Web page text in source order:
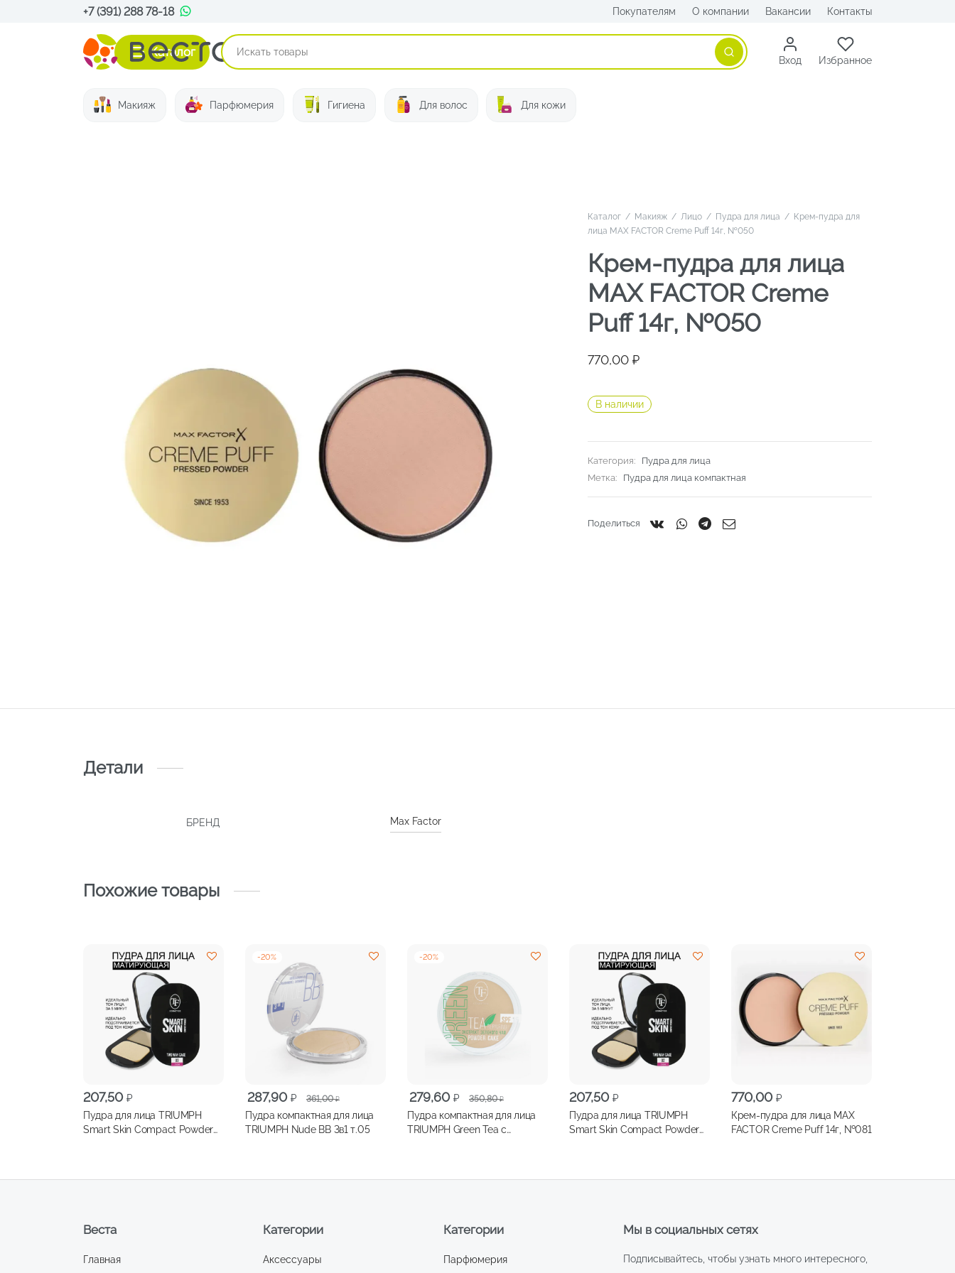
+7 (391) 288 78-18 Покупателям О компании Вакансии Контакты
Каталог
Поиск
Вход Избранное
Макияж Парфюмерия Гигиена Для волос Для кожи
Каталог / Макияж / Лицо / Пудра для лица / Крем-пудра для
лица MAX FACTOR Creme Puff 14г, №050
Крем-пудра для лица
MAX FACTOR Creme
Puff 14г, №050
770,00 ₽
В наличии
Категория:
Пудра для лица
Метка:
Пудра для лица компактная
Поделиться
Детали
БРЕНД Max Factor
Похожие товары
207,50 ₽
Пудра для лица TRIUMPH
Smart Skin Compact Powder
-20%
361,00₽
Первоначальная
цена
составляла
287,90 ₽
Текущая
цена:
287,90 ₽.
Пудра компактная для лица
TRIUMPH Nude BB 3в1 т.05
-20%
350,80₽
Первоначальная
цена
составляла
279,60 ₽
Текущая
цена:
279,60 ₽.
Пудра компактная для лица
TRIUMPH Green Tea с
207,50 ₽
Пудра для лица TRIUMPH
Smart Skin Compact Powder
770,00 ₽
Крем-пудра для лица MAX
FACTOR Creme Puff 14г, №081
Мы в социальных сетях
Подписывайтесь, чтобы узнать много интересного,
Категории
Аксессуары
Категории
Парфюмерия
Веста
Главная